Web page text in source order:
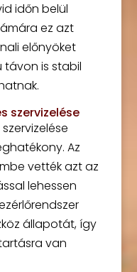
időn belül
ez azt
előnyöket
távon is stabil
szervizelése
Az
vették azt az
lehessen
állapotát, így
van